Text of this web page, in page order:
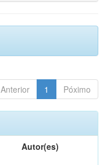
Anterior 1 Póximo
Autor(es)